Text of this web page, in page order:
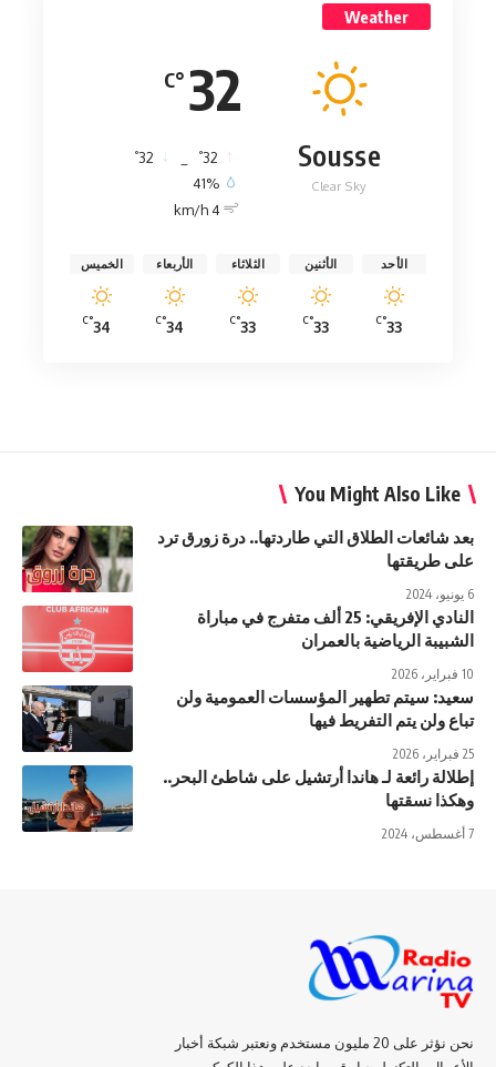
Weather
32
°C
Sousse
Clear Sky
32
°
32
°
41%
4 km/h
الأحد
33
°C
الأثنين
33
°C
الثلاثاء
33
°C
الأربعاء
34
°C
الخميس
34
°C
You Might Also Like
بعد شائعات الطلاق التي طاردتها.. درة زورق ترد
على طريقتها
6 يونيو، 2024
النادي الإفريقي: 25 ألف متفرج في مباراة
الشبيبة الرياضية بالعمران
10 فبراير، 2026
سعيد: سيتم تطهير المؤسسات العمومية ولن
تباع ولن يتم التفريط فيها
25 فبراير، 2026
إطلالة رائعة لـ هاندا أرتشيل على شاطئ البحر..
وهكذا نسقتها
7 أغسطس، 2024
نحن نؤثر على 20 مليون مستخدم ونعتبر شبكة أخبار